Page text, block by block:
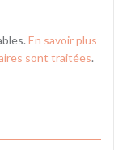
En savoir plus
sont traitées.